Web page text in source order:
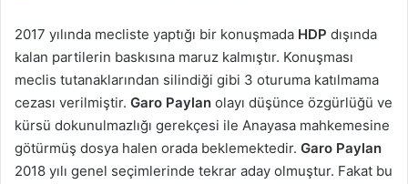
2017 yılında mecliste yaptığı bir konuşmada HDP dışında
kalan partilerin baskısına maruz kalmıştır. Konuşması
meclis tutanaklarından silindiği gibi 3 oturuma katılmama
cezası verilmiştir. Garo Paylan olayı düşünce özgürlüğü ve
kürsü dokunulmazlığı gerekçesi ile Anayasa mahkemesine
götürmüş dosya halen orada beklemektedir. Garo Paylan
2018 yılı genel seçimlerinde tekrar aday olmuştur. Fakat bu